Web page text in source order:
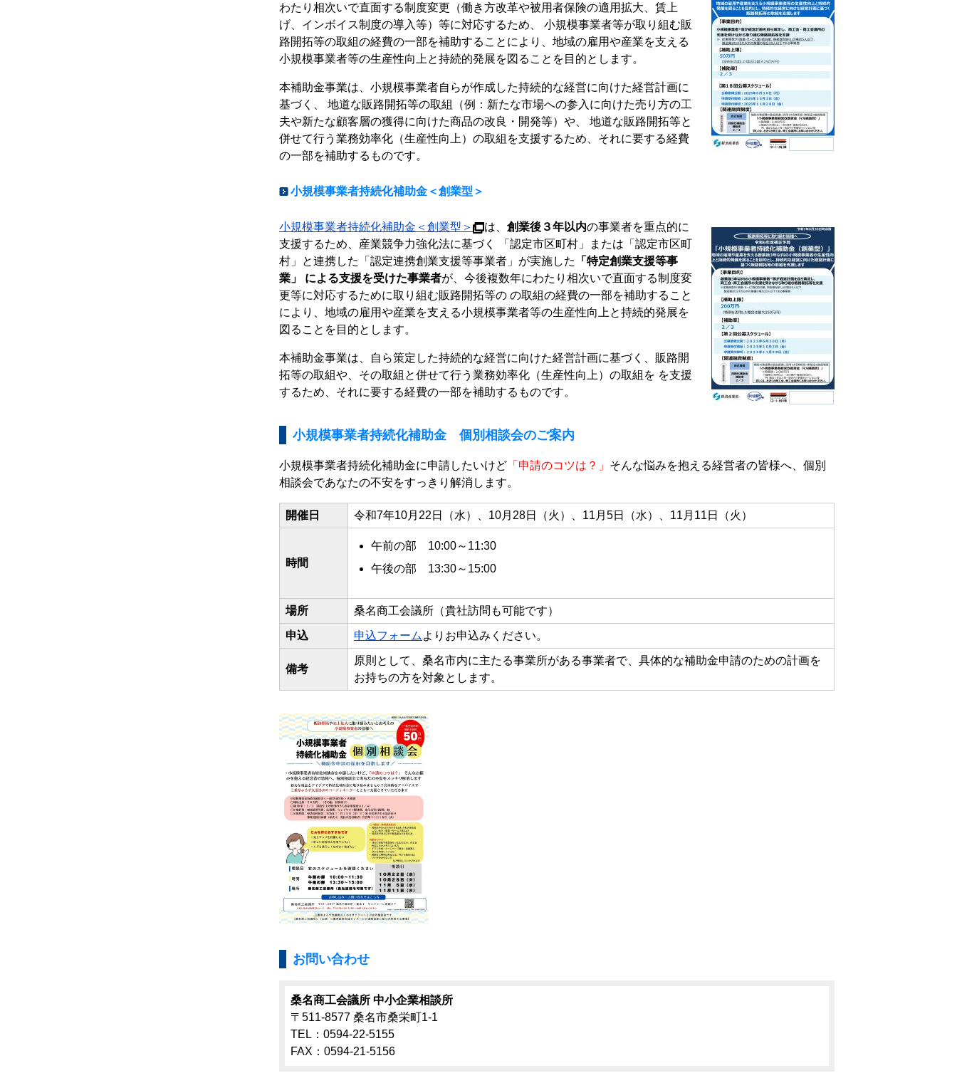
わたり相次いで直面する制度変更（働き方改革や被用者保険の適用拡大、賃上
げ、インボイス制度の導入等）等に対応するため、 小規模事業者等が取り組む販
路開拓等の取組の経費の一部を補助することにより、地域の雇用や産業を支える
小規模事業者等の生産性向上と持続的発展を図ることを目的とします。
本補助金事業は、小規模事業者自らが作成した持続的な経営に向けた経営計画に
基づく、 地道な販路開拓等の取組（例：新たな市場への参入に向けた売り方の工
夫や新たな顧客層の獲得に向けた商品の改良・開発等）や、 地道な販路開拓等と
併せて行う業務効率化（生産性向上）の取組を支援するため、それに要する経費
の一部を補助するものです。
小規模事業者持続化補助金＜創業型＞
小規模事業者持続化補助金＜創業型＞ は、 創業後３年以内の事業者を重点的に
支援するため、産業競争力強化法に基づく 「認定市区町村」または「認定市区町
村」と連携した「認定連携創業支援等事業者」が実施した
「特定創業支援等事
業」 による支援を受けた事業者が、今後複数年にわたり相次いで直面する制度変
更等に対応するために取り組む販路開拓等の の取組の経費の一部を補助すること
により、地域の雇用や産業を支える小規模事業者等の生産性向上と持続的発展を
図ることを目的とします。
本補助金事業は、自ら策定した持続的な経営に向けた経営計画に基づく、販路開
拓等の取組や、その取組と併せて行う業務効率化（生産性向上）の取組を を支援
するため、それに要する経費の一部を補助するものです。
小規模事業者持続化補助金 個別相談会のご案内
小規模事業者持続化補助金に申請したいけど 「申請のコツは？」 そんな悩みを抱える経営者の皆様へ、個別
相談会であなたの不安をすっきり解消します。
開催日 令和7年10月22日（水）、10月28日（火）、11月5日（水）、11月11日（火）
時間
午前の部 10:00～11:30
午後の部 13:30～15:00
場所 桑名商工会議所（貴社訪問も可能です）
申込 申込フォーム よりお申込みください。
備考
原則として、桑名市内に主たる事業所がある事業者で、具体的な補助金申請のための計画を
お持ちの方を対象とします。
お問い合わせ
桑名商工会議所 中小企業相談所
〒511-8577 桑名市桑栄町1-1
TEL：0594-22-5155
FAX：0594-21-5156